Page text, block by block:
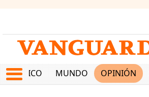
MÉXICO MUNDO OPINIÓN